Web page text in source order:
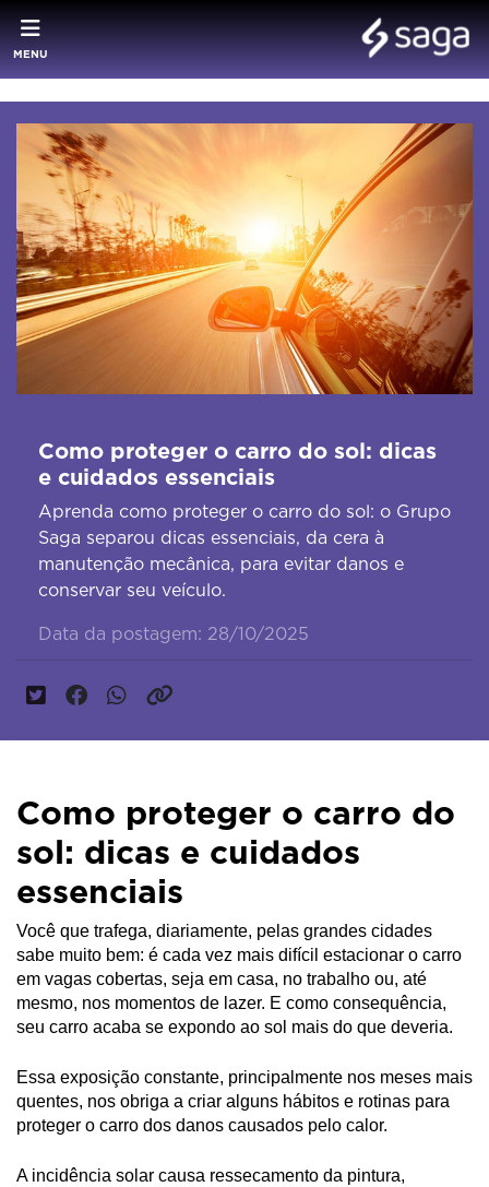
MENU
Como proteger o carro do sol: dicas
e cuidados essenciais
Aprenda como proteger o carro do sol: o Grupo
Saga separou dicas essenciais, da cera à
manutenção mecânica, para evitar danos e
conservar seu veículo.
Data da postagem: 28/10/2025
Como proteger o carro do
sol: dicas e cuidados
essenciais
Você que trafega, diariamente, pelas grandes cidades
sabe muito bem: é cada vez mais difícil estacionar o carro
em vagas cobertas, seja em casa, no trabalho ou, até
mesmo, nos momentos de lazer. E como consequência,
seu carro acaba se expondo ao sol mais do que deveria.
Essa exposição constante, principalmente nos meses mais
quentes, nos obriga a criar alguns hábitos e rotinas para
proteger o carro dos danos causados pelo calor.
A incidência solar causa ressecamento da pintura,